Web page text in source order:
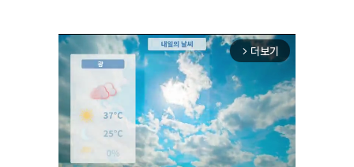
arrow_forward_ios 더보기